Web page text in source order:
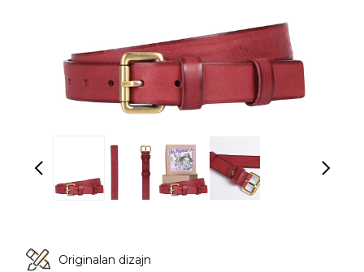
Originalan dizajn